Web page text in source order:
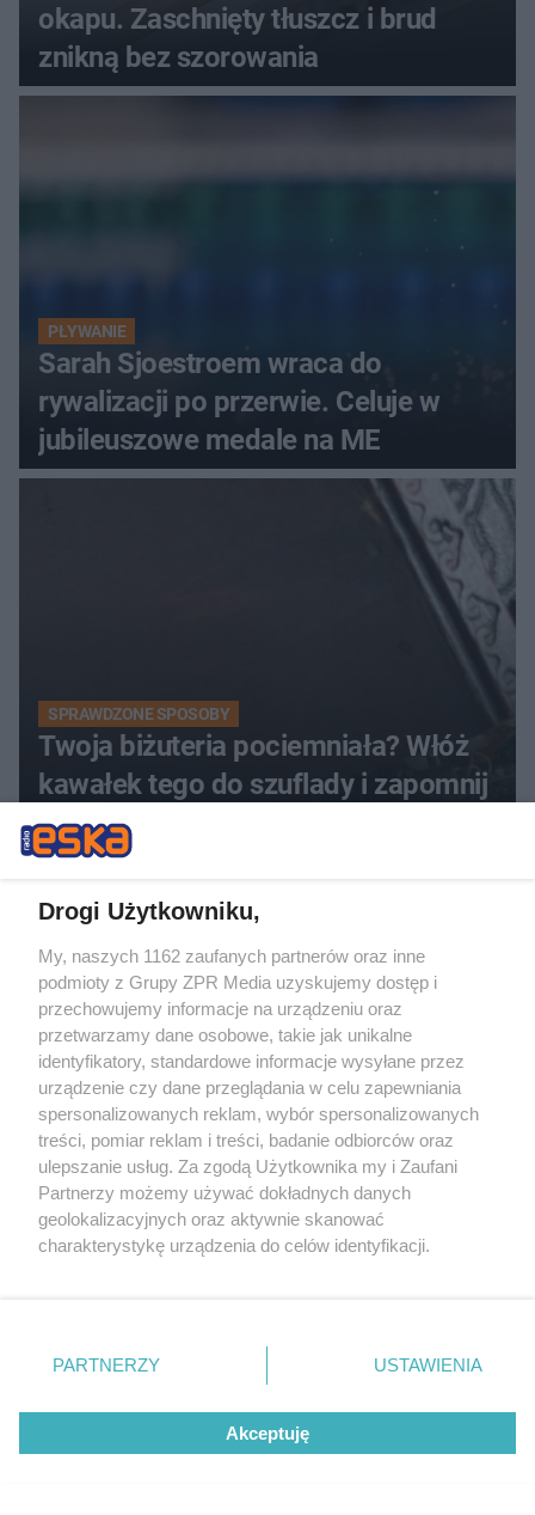
okapu. Zaschnięty tłuszcz i brud
znikną bez szorowania
PŁYWANIE
Sarah Sjoestroem wraca do
rywalizacji po przerwie. Celuje w
jubileuszowe medale na ME
SPRAWDZONE SPOSOBY
Twoja biżuteria pociemniała? Włóż
kawałek tego do szuflady i zapomnij
o tym problemie. Sposób na
pociemniałą biżuterię
Drogi Użytkowniku,
My, naszych 1162 zaufanych partnerów oraz inne
podmioty z Grupy ZPR Media uzyskujemy dostęp i
przechowujemy informacje na urządzeniu oraz
przetwarzamy dane osobowe, takie jak unikalne
identyfikatory, standardowe informacje wysyłane przez
urządzenie czy dane przeglądania w celu zapewniania
spersonalizowanych reklam, wybór spersonalizowanych
treści, pomiar reklam i treści, badanie odbiorców oraz
ulepszanie usług. Za zgodą Użytkownika my i Zaufani
Partnerzy możemy używać dokładnych danych
geolokalizacyjnych oraz aktywnie skanować
charakterystykę urządzenia do celów identyfikacji.
zmienić/wycofać klikając przycisk ustawień prywatności
znajdujący się w lewym dolnym rogu strony
rodzaje przetwarzania danych nie wymagają zgody
użytkownika, ale masz prawo sprzeciwić się takiemu
przetwarzaniu. Preferencje będą miały zastosowanie tylko
PARTNERZY USTAWIENIA
Akceptuję